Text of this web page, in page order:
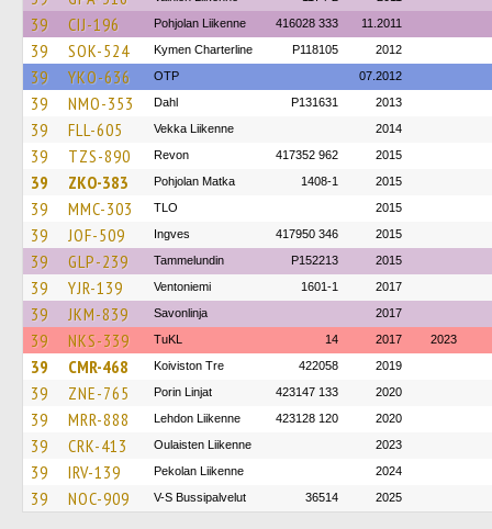
39 CIJ-196 Pohjolan Liikenne 416028 333 11.2011
39 SOK-524 Kymen Charterline P118105 2012
39 YKO-636 OTP 07.2012
39 NMO-353 Dahl P131631 2013
39 FLL-605 Vekka Liikenne 2014
39 TZS-890 Revon 417352 962 2015
39 ZKO-383 Pohjolan Matka 1408-1 2015
39 MMC-303 TLO 2015
39 JOF-509 Ingves 417950 346 2015
39 GLP-239 Tammelundin P152213 2015
39 YJR-139 Ventoniemi 1601-1 2017
39 JKM-839 Savonlinja 2017
39 NKS-339 TuKL 14 2017 2023
39 CMR-468 Koiviston Tre 422058 2019
39 ZNE-765 Porin Linjat 423147 133 2020
39 MRR-888 Lehdon Liikenne 423128 120 2020
39 CRK-413 Oulaisten Liikenne 2023
39 IRV-139 Pekolan Liikenne 2024
39 NOC-909 V-S Bussipalvelut 36514 2025